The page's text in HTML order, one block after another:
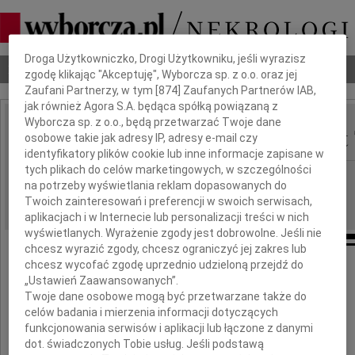
Nekrologi Odeszli Poradnik pogrzebowy
IMIĘ I NAZWISKO: Krzysztof Jan
REGION: Warszawa
DATA EMISJI: 05.06.2026
28 marca 2026 roku w Hamburgu zmarł
Dbamy o Twoją prywatność
Droga Użytkowniczko, Drogi Użytkowniku, jeśli wyrazisz
zgodę klikając "Akceptuję", Wyborcza sp. z o.o. oraz jej
Zaufani Partnerzy, w tym [874 ] Zaufanych Partnerów IAB,
jak również Agora S.A. będąca spółką powiązaną z
Wyborcza sp. z o.o., będą przetwarzać Twoje dane
osobowe takie jak adresy IP, adresy e-mail czy
identyfikatory plików cookie lub inne informacje zapisane w
tych plikach do celów marketingowych, w szczególności
na potrzeby wyświetlania reklam dopasowanych do
Twoich zainteresowań i preferencji w swoich serwisach,
aplikacjach i w Internecie lub personalizacji treści w nich
wyświetlanych. Wyrażenie zgody jest dobrowolne. Jeśli nie
chcesz wyrazić zgody, chcesz ograniczyć jej zakres lub
chcesz wycofać zgodę uprzednio udzieloną przejdź do
„Ustawień Zaawansowanych”.
Twoje dane osobowe mogą być przetwarzane także do
celów badania i mierzenia informacji dotyczących
funkcjonowania serwisów i aplikacji lub łączone z danymi
dot. świadczonych Tobie usług. Jeśli podstawą